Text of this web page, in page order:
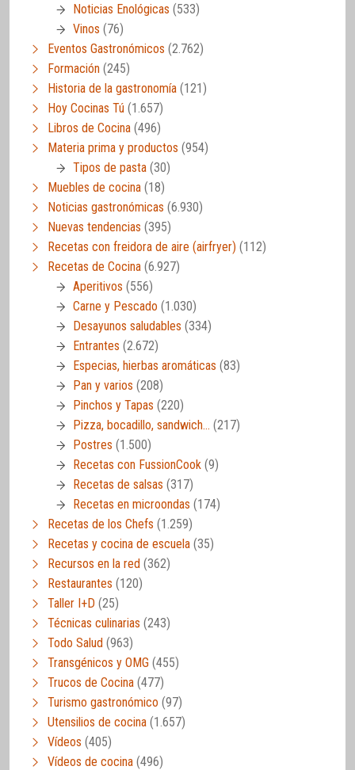
Noticias Enológicas (533)
Vinos (76)
Eventos Gastronómicos (2.762)
Formación (245)
Historia de la gastronomía (121)
Hoy Cocinas Tú (1.657)
Libros de Cocina (496)
Materia prima y productos (954)
Tipos de pasta (30)
Muebles de cocina (18)
Noticias gastronómicas (6.930)
Nuevas tendencias (395)
Recetas con freidora de aire (airfryer) (112)
Recetas de Cocina (6.927)
Aperitivos (556)
Carne y Pescado (1.030)
Desayunos saludables (334)
Entrantes (2.672)
Especias, hierbas aromáticas (83)
Pan y varios (208)
Pinchos y Tapas (220)
Pizza, bocadillo, sandwich… (217)
Postres (1.500)
Recetas con FussionCook (9)
Recetas de salsas (317)
Recetas en microondas (174)
Recetas de los Chefs (1.259)
Recetas y cocina de escuela (35)
Recursos en la red (362)
Restaurantes (120)
Taller I+D (25)
Técnicas culinarias (243)
Todo Salud (963)
Transgénicos y OMG (455)
Trucos de Cocina (477)
Turismo gastronómico (97)
Utensilios de cocina (1.657)
Vídeos (405)
Vídeos de cocina (496)